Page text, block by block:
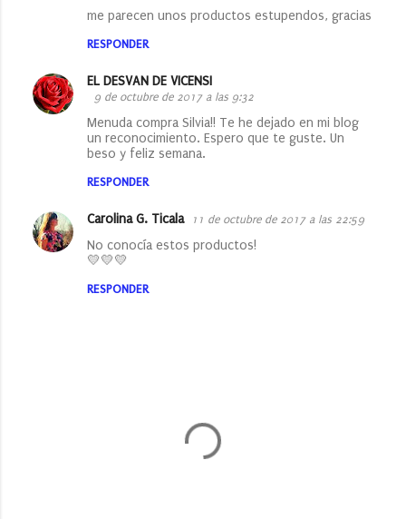
me parecen unos productos estupendos, gracias
RESPONDER
EL DESVAN DE VICENSI
9 de octubre de 2017 a las 9:32
Menuda compra Silvia!! Te he dejado en mi blog
un reconocimiento. Espero que te guste. Un
beso y feliz semana.
RESPONDER
Carolina G. Ticala 11 de octubre de 2017 a las 22:59
No conocía estos productos!
💛💛💛
RESPONDER